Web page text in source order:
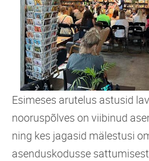
Esimeses arutelus astusid
nooruspõlves on viibinud
ning kes jagasid mälestusi
asenduskodusse